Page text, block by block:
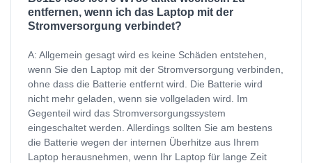
entfernen, wenn ich das Laptop mit der
Stromversorgung verbindet?
A: Allgemein gesagt wird es keine Schäden entstehen,
wenn Sie den Laptop mit der Stromversorgung verbinden,
ohne dass die Batterie entfernt wird. Die Batterie wird
nicht mehr geladen, wenn sie vollgeladen wird. Im
Gegenteil wird das Stromversorgungssystem
eingeschaltet werden. Allerdings sollten Sie am bestens
die Batterie wegen der internen Überhitze aus Ihrem
Laptop herausnehmen, wenn Ihr Laptop für lange Zeit